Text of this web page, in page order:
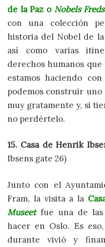
de la Paz o Nobels
con una colección
historia del Nobel de la
así como varias
derechos humanos
estamos haciendo
podemos construir
muy gratamente y, si
no perdértelo.
15. Casa de Henrik
Ibsens gate 26)
Junto con el
Fram, la visita a la
Museetfue una de las
hacer en Oslo. Es
durante vivió y